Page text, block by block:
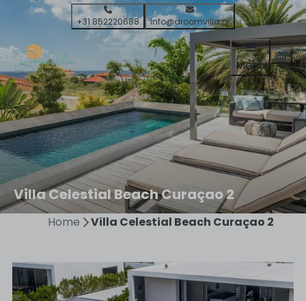
+31 852220688 info@droomvilla.nl
Menu
Villa Celestial Beach Curaçao 2
Home Villa Celestial Beach Curaçao 2